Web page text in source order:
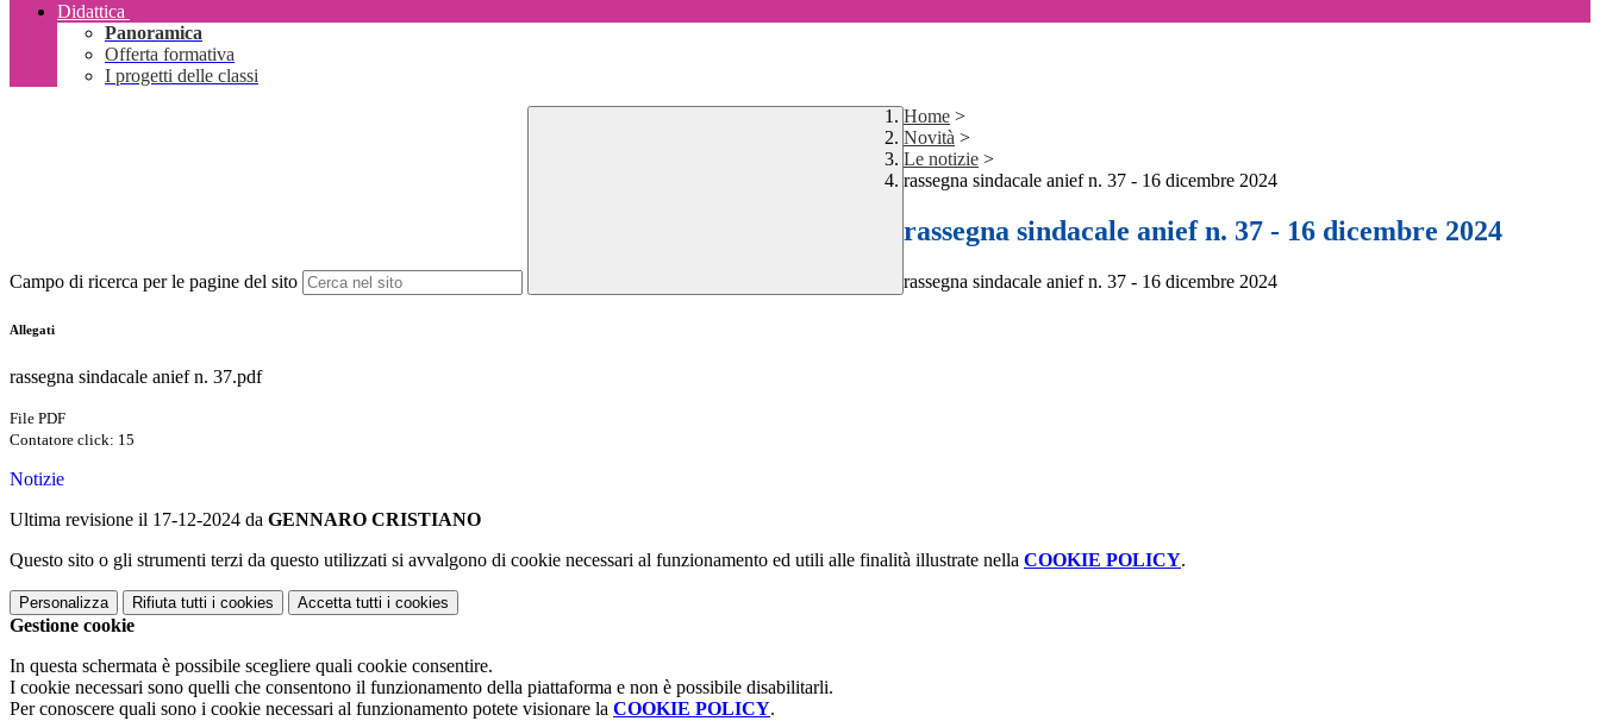
Didattica
Panoramica
Offerta formativa
I progetti delle classi
Campo di ricerca per le pagine del sito
Home >
Novità >
Le notizie >
rassegna sindacale anief n. 37 - 16 dicembre 2024
rassegna sindacale anief n. 37 - 16 dicembre 2024
rassegna sindacale anief n. 37 - 16 dicembre 2024
Allegati
rassegna sindacale anief n. 37.pdf
File PDF
Contatore click: 15
Notizie
Ultima revisione il 17-12-2024 da GENNARO CRISTIANO
Questo sito o gli strumenti terzi da questo utilizzati si avvalgono di cookie necessari al funzionamento ed utili alle finalità illustrate nella COOKIE POLICY.
Personalizza Rifiuta tutti i cookies Accetta tutti i cookies
Gestione cookie
In questa schermata è possibile scegliere quali cookie consentire.
I cookie necessari sono quelli che consentono il funzionamento della piattaforma e non è possibile disabilitarli.
Per conoscere quali sono i cookie necessari al funzionamento potete visionare la COOKIE POLICY.